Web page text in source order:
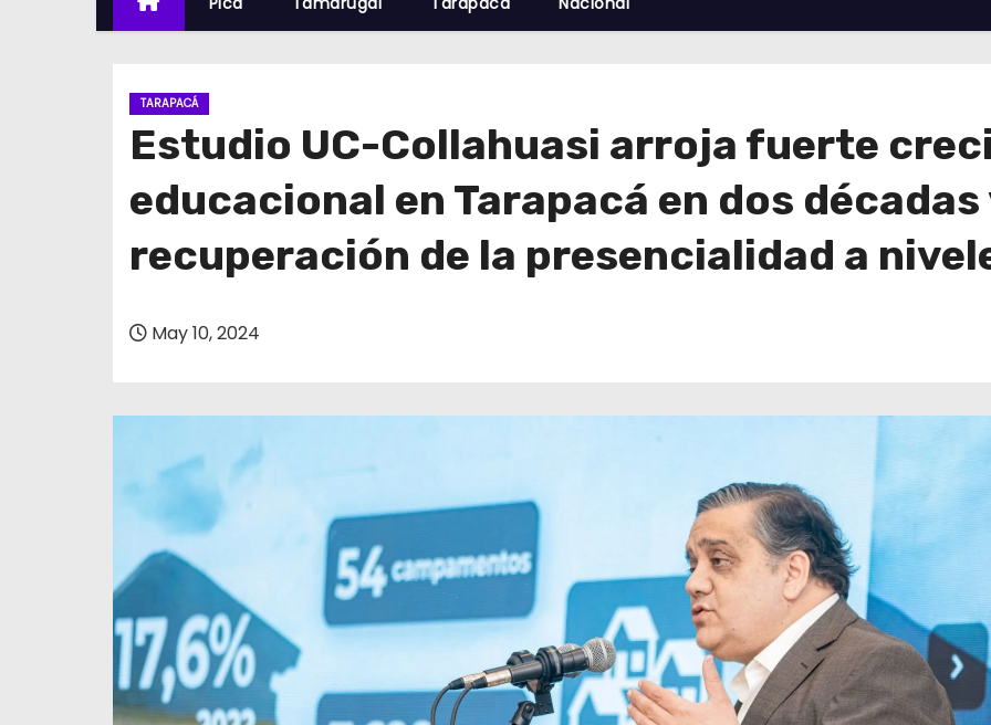
TARAPACÁ
Estudio UC-Collahuasi arroja fuerte
educacional en Tarapacá en dos
recuperación de la presencialidad a
May 10, 2024